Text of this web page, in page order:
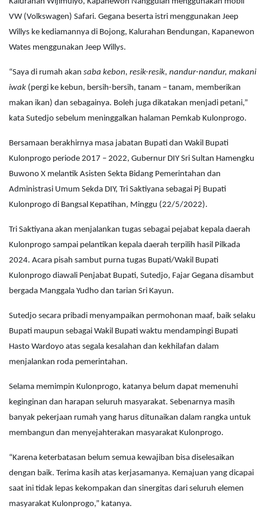
VW (Volkswagen) Safari. Gegana beserta istri menggunakan Jeep
Willys ke kediamannya di Bojong, Kalurahan Bendungan, Kapanewon
Wates menggunakan Jeep Willys.
“Saya di rumah akan saba kebon, resik-resik, nandur-nandur, makani
iwak (pergi ke kebun, bersih-bersih, tanam – tanam, memberikan
makan ikan) dan sebagainya. Boleh juga dikatakan menjadi petani,”
kata Sutedjo sebelum meninggalkan halaman Pemkab Kulonprogo.
Bersamaan berakhirnya masa jabatan Bupati dan Wakil Bupati
Kulonprogo periode 2017 – 2022, Gubernur DIY Sri Sultan Hamengku
Buwono X melantik Asisten Sekta Bidang Pemerintahan dan
Administrasi Umum Sekda DIY, Tri Saktiyana sebagai Pj Bupati
Kulonprogo di Bangsal Kepatihan, Minggu (22/5/2022).
Tri Saktiyana akan menjalankan tugas sebagai pejabat kepala daerah
Kulonprogo sampai pelantikan kepala daerah terpilih hasil Pilkada
2024. Acara pisah sambut purna tugas Bupati/Wakil Bupati
Kulonprogo diawali Penjabat Bupati, Sutedjo, Fajar Gegana disambut
bergada Manggala Yudho dan tarian Sri Kayun.
Sutedjo secara pribadi menyampaikan permohonan maaf, baik selaku
Bupati maupun sebagai Wakil Bupati waktu mendampingi Bupati
Hasto Wardoyo atas segala kesalahan dan kekhilafan dalam
menjalankan roda pemerintahan.
Selama memimpin Kulonprogo, katanya belum dapat memenuhi
keginginan dan harapan seluruh masyarakat. Sebenarnya masih
banyak pekerjaan rumah yang harus ditunaikan dalam rangka untuk
membangun dan menyejahterakan masyarakat Kulonprogo.
“Karena keterbatasan belum semua kewajiban bisa diselesaikan
dengan baik. Terima kasih atas kerjasamanya. Kemajuan yang dicapai
saat ini tidak lepas kekompakan dan sinergitas dari seluruh elemen
masyarakat Kulonprogo,” katanya.